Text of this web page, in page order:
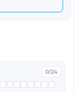
0/24